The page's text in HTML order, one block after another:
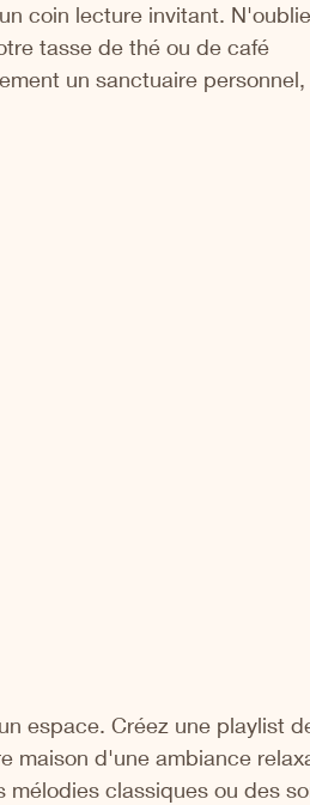
coin lecture invitant.
tasse de thé ou de café
un sanctuaire personnel,
espace. Créez une playlist
maison d'une ambiance
classiques ou des